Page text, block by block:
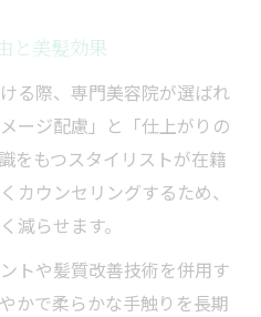
と美髪効果
る際、専門美容院が選ばれ
ージ配慮」と「仕上がりの
をもつスタイリストが在籍
カウンセリングするため、
減らせます。
トや髪質改善技術を併用す
かで柔らかな手触りを長期